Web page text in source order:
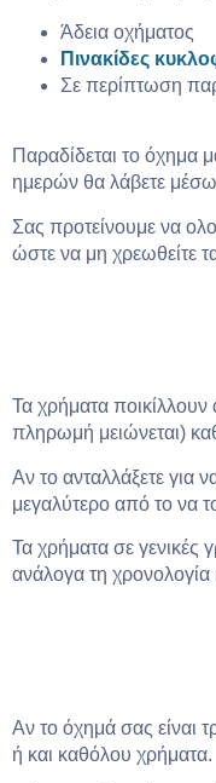
Άδεια οχήματος
Πινακίδες
Σε περίπτωση
Παραδίδεται το όχημα
ημερών θα λάβετε μέσω
Σας προτείνουμε να
ώστε να μη χρεωθείτε
Τα χρήματα ποικίλλουν
πληρωμή μειώνεται)
Αν το ανταλλάξετε για
μεγαλύτερο από το να
Τα χρήματα σε γενικές
ανάλογα τη χρονολογία
Αν το όχημά σας είναι
ή και καθόλου χρήματα.